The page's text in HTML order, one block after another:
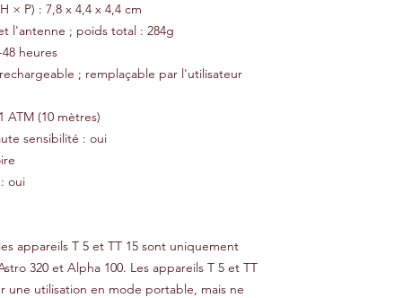
× P) : 7,8 x 4,4 x 4,4 cm
l'antenne ; poids total : 284g
heures
; remplaçable par l'utilisateur
ATM (10 mètres)
sensibilité : oui
oui
appareils T 5 et TT 15 sont uniquement
320 et Alpha 100. Les appareils T 5 et TT
une utilisation en mode portable, mais ne